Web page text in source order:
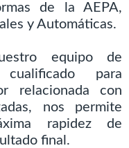
de la AEPA,
y Automáticas.
equipo de
cualificado para
relacionada con
nos permite
rapidez de
final.